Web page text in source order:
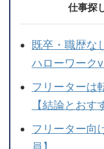
仕事探
既卒・職歴な
ハローワーク
フリーターは
【結論とおす
フリーター向